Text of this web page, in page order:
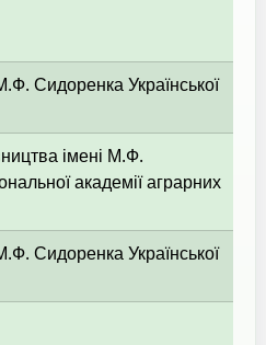
Сидоренка Української
імені М.Ф.
академії аграрних
Сидоренка Української